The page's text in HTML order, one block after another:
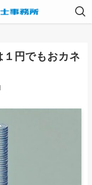
１円でもおカネ